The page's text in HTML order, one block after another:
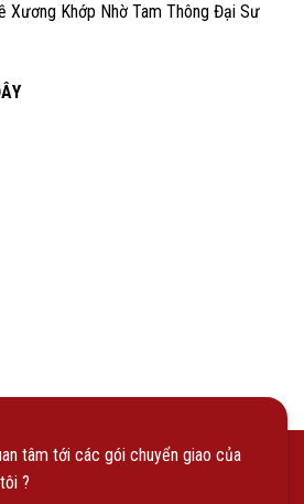
Xương Khớp Nhờ Tam Thông Đại Sư
tâm tới các gói chuyển giao của
?